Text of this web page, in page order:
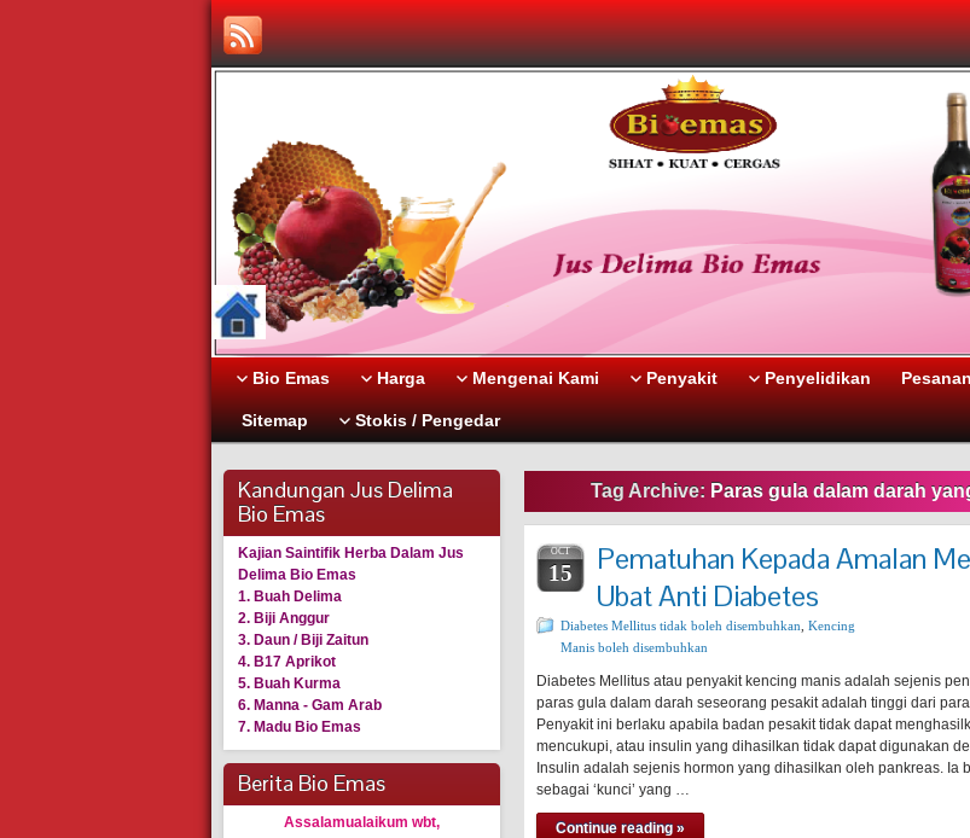
Bio Emas Harga Mengenai Kami Penyakit Penyelidikan
Sitemap Stokis / Pengedar
Kandungan Jus Delima
Bio Emas
Kajian Saintifik Herba Dalam Jus
Delima Bio Emas
1. Buah Delima
2. Biji Anggur
3. Daun / Biji Zaitun
4. B17 Aprikot
5. Buah Kurma
6. Manna - Gam Arab
7. Madu Bio Emas
Berita Bio Emas
Assalamualaikum wbt,
Tag Archive: Paras gula dalam darah
OCT
15
Pematuhan Kepada Amalan
Ubat Anti Diabetes
Diabetes Mellitus tidak boleh disembuhkan Kencing
Manis boleh disembuhkan
Diabetes Mellitus atau penyakit kencing manis adalah sejenis
paras gula dalam darah seseorang pesakit adalah tinggi dari
Penyakit ini berlaku apabila badan pesakit tidak dapat
mencukupi, atau insulin yang dihasilkan tidak dapat digunakan
Insulin adalah sejenis hormon yang dihasilkan oleh pankreas. Ia
sebagai ‘kunci’ yang …
Continue reading »